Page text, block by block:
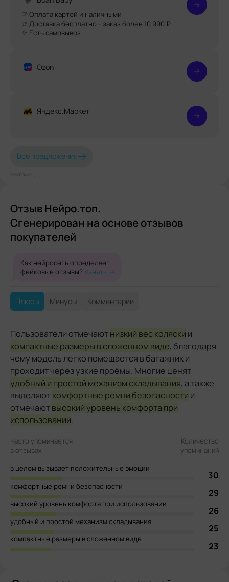
Оплата картой и наличными
Доставка бесплатно - заказ более 10 990 ₽
Есть самовывоз
Ozon
Яндекс.Маркет
Все предложения
Реклама⋮
Отзыв Нейро.топ.
Сгенерирован на основе отзывов
покупателей
Как нейросеть определяет
фейковые отзывы? Узнать
Плюсы Минусы Комментарии
Пользователи отмечаютнизкий вес коляски и
компактные размеры в сложенном виде, благодаря
чему модель легко помещается в багажник и
проходит через узкие проёмы. Многие ценят
удобный и простой механизм складывания, а также
выделяюткомфортные ремни безопасности и
отмечаютвысокий уровень комфорта при
использовании.
Часто упоминается
в отзывах
Количество
упоминаний
в целом вызывает положительные эмоции
30
комфортные ремни безопасности
29
высокий уровень комфорта при использовании
26
удобный и простой механизм складывания
25
компактные размеры в сложенном виде
23